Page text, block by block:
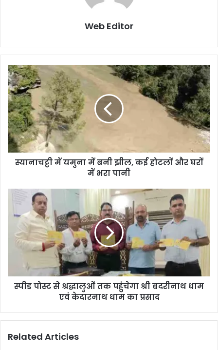
Web Editor
स्यानाचट्टी में यमुना में बनी झील, कई होटलों और घरों
में भरा पानी
स्पीड पोस्ट से श्रद्धालुओं तक पहुंचेगा श्री बदरीनाथ धाम
एवं केदारनाथ धाम का प्रसाद
Related Articles